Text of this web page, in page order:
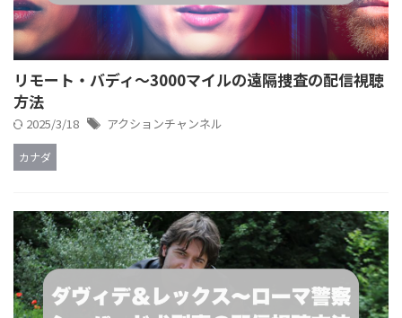
リモート・バディ～3000マイルの遠隔捜査の配信視聴
方法
2025/3/18 アクションチャンネル
カナダ